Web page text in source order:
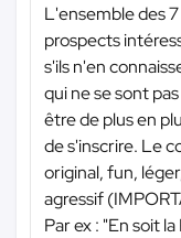
L'ensemble des
prospects
s'ils n'en
qui ne se sont
être de plus en
de s'inscrire. Le
original, fun,
agressif
Par ex : "En soit